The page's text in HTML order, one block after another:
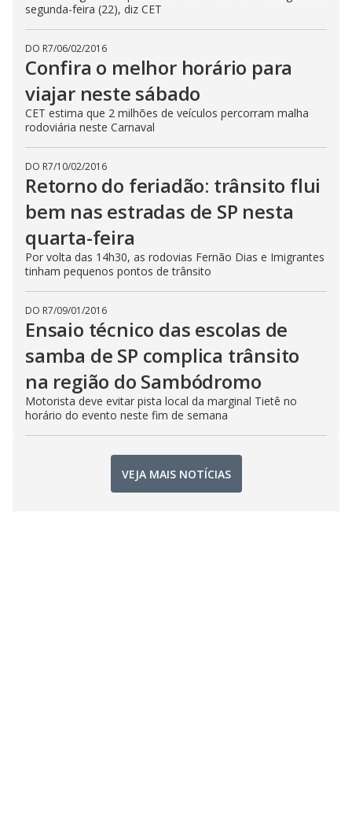
segunda-feira (22), diz CET
DO R7/06/02/2016
Confira o melhor horário para
viajar neste sábado
CET estima que 2 milhões de veículos percorram malha
rodoviária neste Carnaval
DO R7/10/02/2016
Retorno do feriadão: trânsito flui
bem nas estradas de SP nesta
quarta-feira
Por volta das 14h30, as rodovias Fernão Dias e Imigrantes
tinham pequenos pontos de trânsito
DO R7/09/01/2016
Ensaio técnico das escolas de
samba de SP complica trânsito
na região do Sambódromo
Motorista deve evitar pista local da marginal Tietê no
horário do evento neste fim de semana
VEJA MAIS NOTÍCIAS